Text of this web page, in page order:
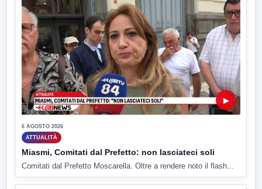
▶
6 AGOSTO 2026
ATTUALITÀ
Miasmi, Comitati dal Prefetto: non lasciateci soli
Comitati dal Prefetto Moscarella. Oltre a rendere noto il flash...